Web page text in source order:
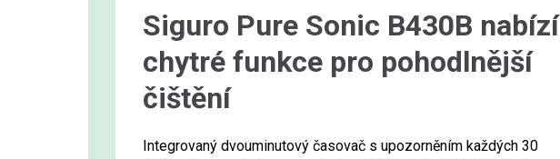
Siguro Pure Sonic B430B nabízí
chytré funkce pro pohodlnější
čištění
Integrovaný dvouminutový časovač s upozorněním každých 30